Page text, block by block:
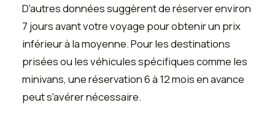
D'autres données suggèrent de réserver environ
7 jours avant votre voyage pour obtenir un prix
inférieur à la moyenne. Pour les destinations
prisées ou les véhicules spécifiques comme les
minivans, une réservation 6 à 12 mois en avance
peut s'avérer nécessaire.